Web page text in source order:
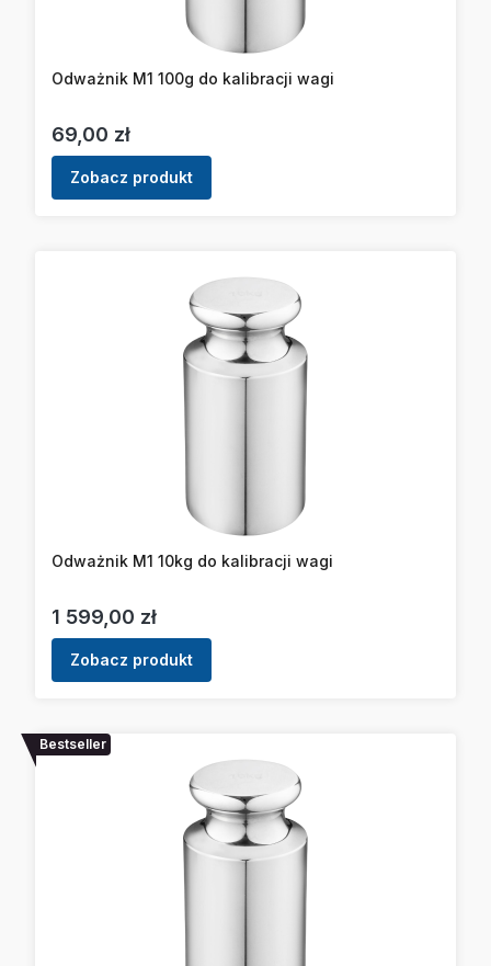
Odważnik M1 100g do kalibracji wagi
Cena
69,00 zł
Zobacz produkt
Odważnik M1 10kg do kalibracji wagi
Cena
1 599,00 zł
Zobacz produkt
Bestseller